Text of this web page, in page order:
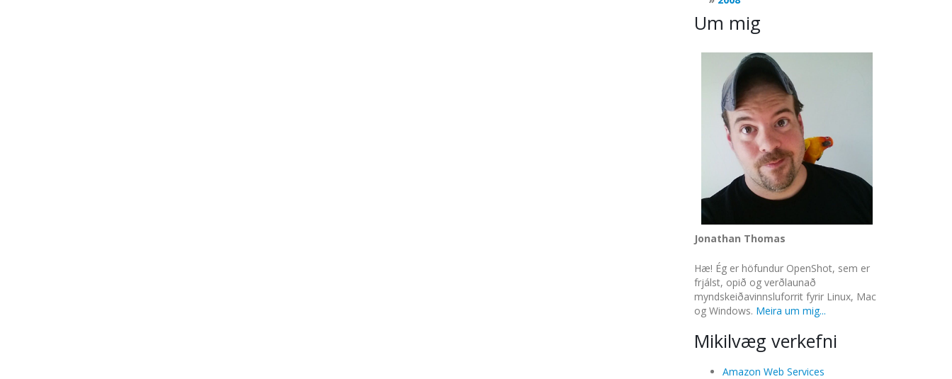
Um mig
Jonathan Thomas
Hæ! Ég er höfundur OpenShot, sem er
frjálst, opið og verðlaunað
myndskeiðavinnsluforrit fyrir Linux, Mac
og Windows. Meira um mig...
Mikilvæg verkefni
Amazon Web Services